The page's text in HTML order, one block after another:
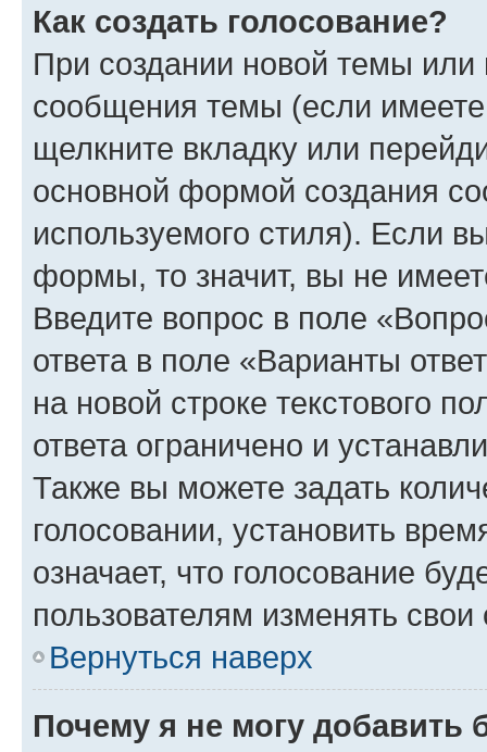
Как создать голосование?
При создании новой темы или
сообщения темы (если
щелкните вкладку или
основной формой создания
используемого стиля). Если
формы, то значит, вы не
Введите вопрос в поле
ответа в поле «Варианты
на новой строке текстового
ответа ограничено и
Также вы можете задать
голосовании, установить
означает, что голосование
пользователям изменять свои
Вернуться наверх
Почему я не могу добавить